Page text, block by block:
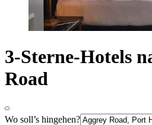
3-Sterne-Hotels
Road
Wo soll’s hingehen?